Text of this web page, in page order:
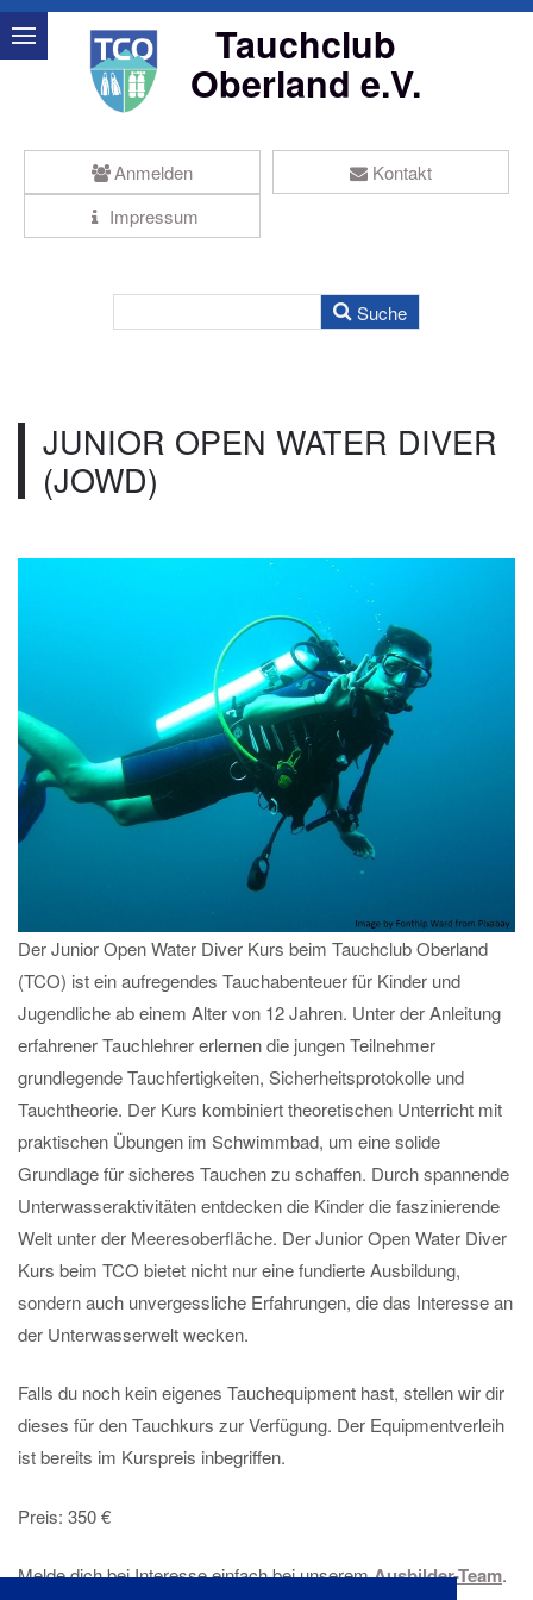
Tauchclub
Oberland e.V.
Anmelden
Kontakt
Impressum
JUNIOR OPEN WATER DIVER
(JOWD)
Der Junior Open Water Diver Kurs beim Tauchclub Oberland
(TCO) ist ein aufregendes Tauchabenteuer für Kinder und
Jugendliche ab einem Alter von 12 Jahren. Unter der Anleitung
erfahrener Tauchlehrer erlernen die jungen Teilnehmer
grundlegende Tauchfertigkeiten, Sicherheitsprotokolle und
Tauchtheorie. Der Kurs kombiniert theoretischen Unterricht mit
praktischen Übungen im Schwimmbad, um eine solide
Grundlage für sicheres Tauchen zu schaffen. Durch spannende
Unterwasseraktivitäten entdecken die Kinder die faszinierende
Welt unter der Meeresoberfläche. Der Junior Open Water Diver
Kurs beim TCO bietet nicht nur eine fundierte Ausbildung,
sondern auch unvergessliche Erfahrungen, die das Interesse an
der Unterwasserwelt wecken.
Falls du noch kein eigenes Tauchequipment hast, stellen wir dir
dieses für den Tauchkurs zur Verfügung. Der Equipmentverleih
ist bereits im Kurspreis inbegriffen.
Preis: 350 €
Melde dich bei Interesse einfach bei unseremAusbilder-Team.